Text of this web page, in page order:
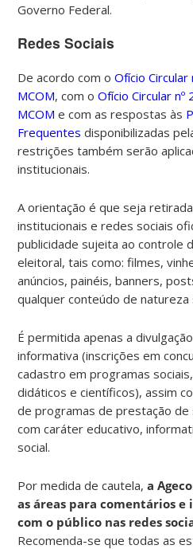
Governo Federal.
Redes Sociais
De acordo com oOfício
MCOM, com oOfício Circular
MCOM e com as respostas às
Frequentes disponibilizadas
restrições também serão
institucionais.
A orientação é que seja
institucionais e redes sociais
publicidade sujeita ao controle
eleitoral, tais como: filmes,
anúncios, painéis, banners,
qualquer conteúdo de natureza
É permitida apenas a
informativa (inscrições em
cadastro em programas
didáticos e científicos), assim
de programas de prestação de
com caráter educativo,
social.
Por medida de cautela,a
as áreas para comentários
com o público nas redes
Recomenda-se que todas as